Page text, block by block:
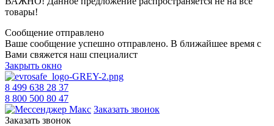
товары!
Сообщение отправлено
Ваше сообщение успешно отправлено. В ближайшее время с
Вами свяжется наш специалист
Закрыть окно
8 499 638 28 37
8 800 500 80 47
Заказать звонок
Заказать звонок